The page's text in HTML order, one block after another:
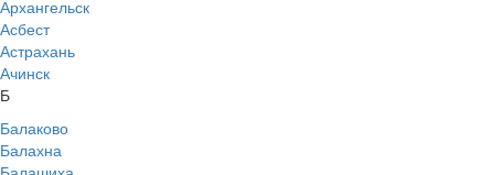
Архангельск
Асбест
Астрахань
Ачинск
Б
Балаково
Балахна